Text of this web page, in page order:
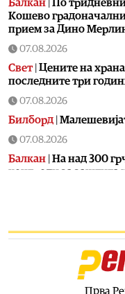
Балкан По
Кошево
прием за Дино
07.08.2026
Свет| Цените на
последните три
07.08.2026
Билборд
07.08.2026
Балкан На над 300
контроли за заштита
причина за
Во
неговиот адвокат
Прва